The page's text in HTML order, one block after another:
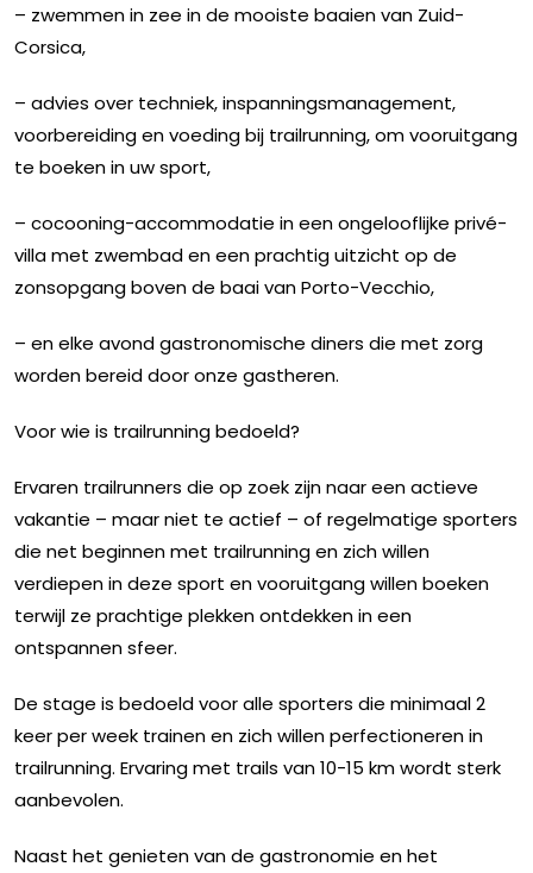
– zwemmen in zee in de mooiste baaien van Zuid-
Corsica,
– advies over techniek, inspanningsmanagement,
voorbereiding en voeding bij trailrunning, om vooruitgang
te boeken in uw sport,
– cocooning-accommodatie in een ongelooflijke privé-
villa met zwembad en een prachtig uitzicht op de
zonsopgang boven de baai van Porto-Vecchio,
– en elke avond gastronomische diners die met zorg
worden bereid door onze gastheren.
Voor wie is trailrunning bedoeld?
Ervaren trailrunners die op zoek zijn naar een actieve
vakantie – maar niet te actief – of regelmatige sporters
die net beginnen met trailrunning en zich willen
verdiepen in deze sport en vooruitgang willen boeken
terwijl ze prachtige plekken ontdekken in een
ontspannen sfeer.
De stage is bedoeld voor alle sporters die minimaal 2
keer per week trainen en zich willen perfectioneren in
trailrunning. Ervaring met trails van 10-15 km wordt sterk
aanbevolen.
Naast het genieten van de gastronomie en het